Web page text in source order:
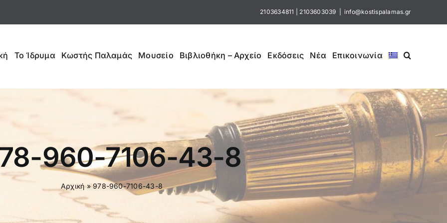
2103634811 2103603039 info@kostispalamas.gr
Το Ίδρυμα Κωστής Παλαμάς Μουσείο Βιβλιοθήκη – Αρχείο Εκδόσεις Νέα Επικοινωνία
960-7106-43-8
Αρχική»978-960-7106-43-8